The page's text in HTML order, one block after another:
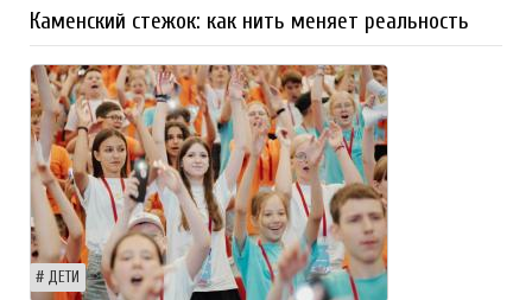
Каменский стежок: как нить меняет реальность
ДЕТИ